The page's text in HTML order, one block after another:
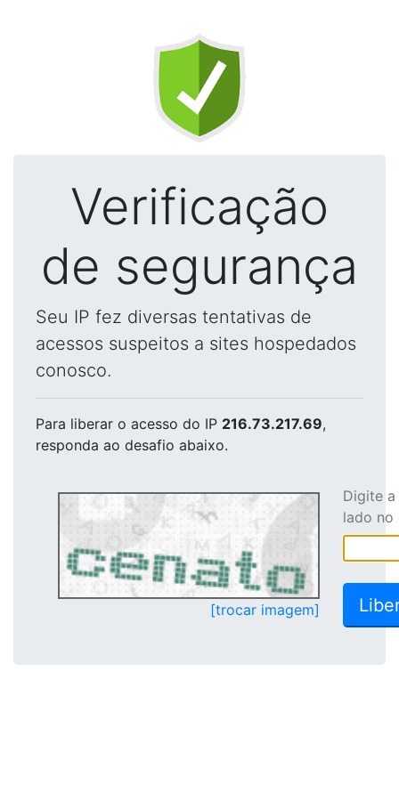
Verificação
de segurança
Seu IP fez diversas tentativas de
acessos suspeitos a sites hospedados
conosco.
Para liberar o acesso do IP 216.73.217.69,
responda ao desafio abaixo.
[trocar imagem]
Digite
lado no